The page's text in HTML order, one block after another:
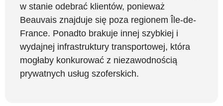
w stanie odebrać klientów, ponieważ
Beauvais znajduje się poza regionem Île-de-
France. Ponadto brakuje innej szybkiej i
wydajnej infrastruktury transportowej, która
mogłaby konkurować z niezawodnością
prywatnych usług szoferskich.